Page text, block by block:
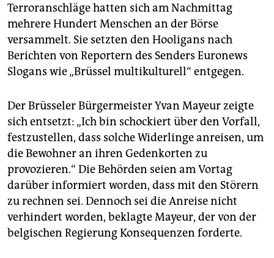
Terroranschläge hatten sich am Nachmittag
mehrere Hundert Menschen an der Börse
versammelt. Sie setzten den Hooligans nach
Berichten von Reportern des Senders Euronews
Slogans wie „Brüssel multikulturell“ entgegen.
Der Brüsseler Bürgermeister Yvan Mayeur zeigte
sich entsetzt: „Ich bin schockiert über den Vorfall,
festzustellen, dass solche Widerlinge anreisen, um
die Bewohner an ihren Gedenkorten zu
provozieren.“ Die Behörden seien am Vortag
darüber informiert worden, dass mit den Störern
zu rechnen sei. Dennoch sei die Anreise nicht
verhindert worden, beklagte Mayeur, der von der
belgischen Regierung Konsequenzen forderte.